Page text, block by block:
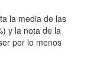
la media de las
y la nota de la
por lo menos